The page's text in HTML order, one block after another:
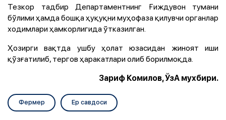
Тезкор тадбир Департаментнинг Ғиждувон тумани
бўлими ҳамда бошқа ҳуқуқни муҳофаза қилувчи органлар
ходимлари ҳамкорлигида ўтказилган.
Ҳозирги вақтда ушбу ҳолат юзасидан жиноят иши
қўзғатилиб, тергов ҳаракатлари олиб борилмоқда.
Зариф Комилов, ЎзА мухбири.
Фермер Ер савдоси